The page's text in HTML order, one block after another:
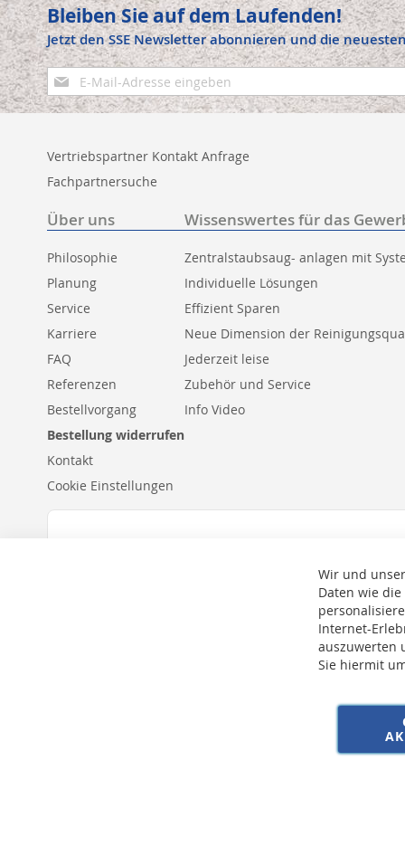
Bleiben Sie auf dem Laufenden!
Jetzt den SSE Newsletter abonnieren und die
Anmeldung
zum
Newsletter:
Vertriebspartner Kontakt Anfrage
Fachpartnersuche
Über uns
Philosophie
Planung
Service
Karriere
FAQ
Referenzen
Bestellvorgang
Bestellung widerrufen
Kontakt
Cookie Einstellungen
Wissenswertes für das
Zentralstaubsaug- anlagen mit
Individuelle Lösungen
Effizient Sparen
Neue Dimension der
Jederzeit leise
Zubehör und Service
Info Video
Wir und
Daten wie
Internet-
auszuwerten
Sie hiermit